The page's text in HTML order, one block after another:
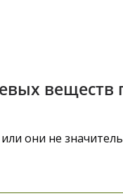
веществ
они не